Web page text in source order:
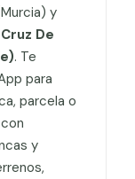
y
De
. Te
para
parcela o
y